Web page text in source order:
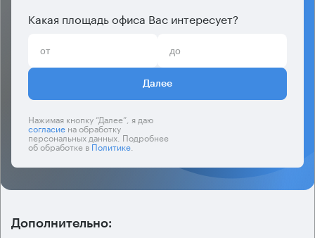
Какая площадь офиса Вас интересует?
Далее
Нажимая кнопку “Далее”, я даю
согласиена обработку
персональных данных. Подробнее
об обработке вПолитике.
Дополнительно: